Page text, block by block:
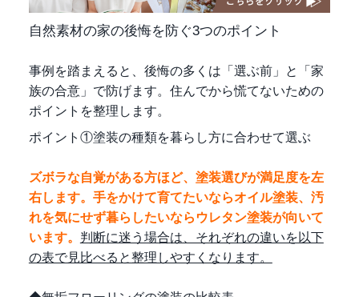
自然素材の家の後悔を防ぐ3つのポイント
事例を踏まえると、後悔の多くは「選ぶ前」と「家
族の合意」で防げます。住んでから慌てないための
ポイントを整理します。
ポイント①塗装の種類を暮らし方に合わせて選ぶ
ズボラな自覚がある方ほど、塗装選びが満足度を左
右します。手をかけて育てたいならオイル塗装、汚
れを気にせず暮らしたいならウレタン塗装が向いて
います。 判断に迷う場合は、それぞれの違いを以下
の表で見比べると整理しやすくなります。